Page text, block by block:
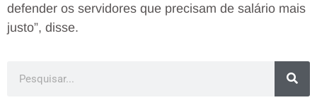
defender os servidores que precisam de salário mais
justo”, disse.